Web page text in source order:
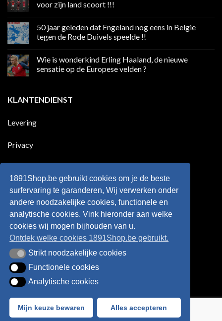
weekend
media
in
Premier
voor zijn land scoort !!!
op
Ronaldo
eerste
meer
100
land
scoort
50 jaar geleden dat Engeland nog eens in Belgie
tegen de Rode Duivels speelde !!
op
jaar
nog
eens
tegen
Wie is wonderkind Erling Haaland, de nieuwe
sensatie op de Europese velden ?
Wie
is
Haaland,
Europese
?
KLANTENDIENST
Levering
Privacy
Retourneren
Algemene voorwaarden
BancontactVisa IDeal
1891Shop.be gebruikt cookies om je de beste
surfervaring te garanderen, Wij verwerken onder
andere noodzakelijke cookies, functionele en
analytische cookies. Vink hieronder aan welke
cookies wij mogen bijhouden van u.
Ontdek welke cookies 1891Shop.be gebruikt.
Strikt noodzakelijke cookies
Strikt noodzakelijke cookies
Functionele cookies
Functionele cookies
Analytische cookies
Analytische cookies
Mijn keuze bewaren Alles accepteren